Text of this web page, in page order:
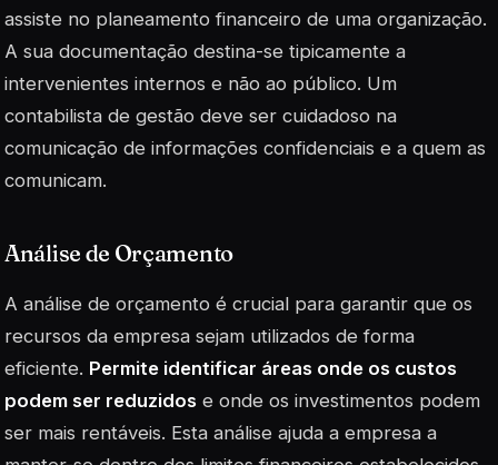
assiste no planeamento financeiro de uma organização.
A sua documentação destina-se tipicamente a
intervenientes internos e não ao público. Um
contabilista de gestão deve ser cuidadoso na
comunicação de informações confidenciais e a quem as
comunicam.
Análise de Orçamento
A análise de orçamento é crucial para garantir que os
recursos da empresa sejam utilizados de forma
eficiente. Permite identificar áreas onde os custos
podem ser reduzidos e onde os investimentos podem
ser mais rentáveis. Esta análise ajuda a empresa a